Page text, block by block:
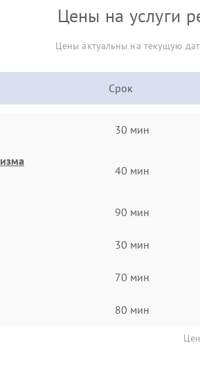
Цены на услуги
Цены актуальны на текущую
Срок
30 мин
40 мин
90 мин
30 мин
70 мин
80 мин